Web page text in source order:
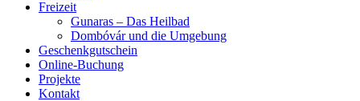
Freizeit
Gunaras – Das Heilbad
Dombóvár und die Umgebung
Geschenkgutschein
Online-Buchung
Projekte
Kontakt